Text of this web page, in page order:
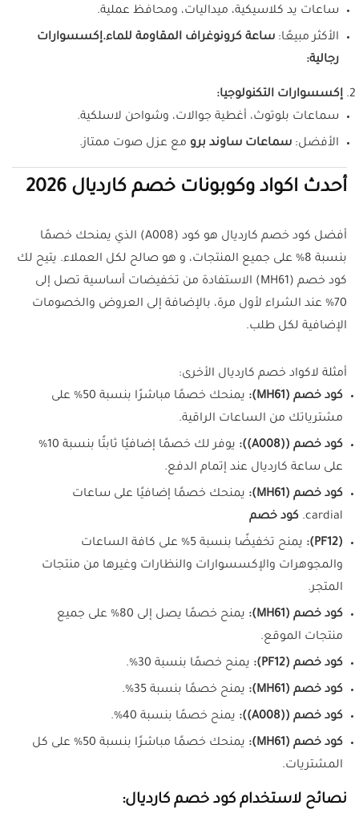
ساعات يد كلاسيكية، ميداليات، ومحافظ عملية.
الأكثر مبيعًا: ساعة كرونوغراف المقاومة للماء.إكسسوارات
رجالية:
إكسسوارات التكنولوجيا:
سماعات بلوتوث، أغطية جوالات، وشواحن لاسلكية.
الأفضل: سماعات ساوند برو مع عزل صوت ممتاز.
أحدث اكواد وكوبونات خصم كارديال 2026
أفضل كود خصم كارديال هو كود (A008) الذي يمنحك خصمًا
بنسبة 8% على جميع المنتجات، و هو صالح لكل العملاء.
يتيح لك
كود خصم (MH61) الاستفادة من تخفيضات أساسية تصل إلى
70% عند الشراء لأول مرة، بالإضافة إلى العروض والخصومات
الإضافية لكل طلب.
أمثلة لاكواد خصم كارديال الأخرى:
كود خصم (MH61):
يمنحك خصمًا مباشرًا بنسبة 50% على
مشترياتك من الساعات الراقية.
كود خصم ((A008)):
يوفر لك خصمًا إضافيًا ثابتًا بنسبة 10%
على ساعة كارديال عند إتمام الدفع.
كود خصم (MH61):
يمنحك خصمًا إضافيًا على ساعات
cardial. كود خصم
(PF12):
يمنح تخفيضًا بنسبة 5% على كافة الساعات
والمجوهرات والإكسسوارات والنظارات وغيرها من منتجات
المتجر.
كود خصم (MH61):
يمنح خصمًا يصل إلى 80% على جميع
منتجات الموقع.
كود خصم (PF12): يمنح خصمًا بنسبة 30%.
كود خصم (MH61): يمنح خصمًا بنسبة 35%.
كود خصم ((A008)): يمنح خصمًا بنسبة 40%.
كود خصم (MH61):
يمنحك خصمًا مباشرًا بنسبة 50% على كل
المشتريات.
نصائح لاستخدام كود خصم كارديال: